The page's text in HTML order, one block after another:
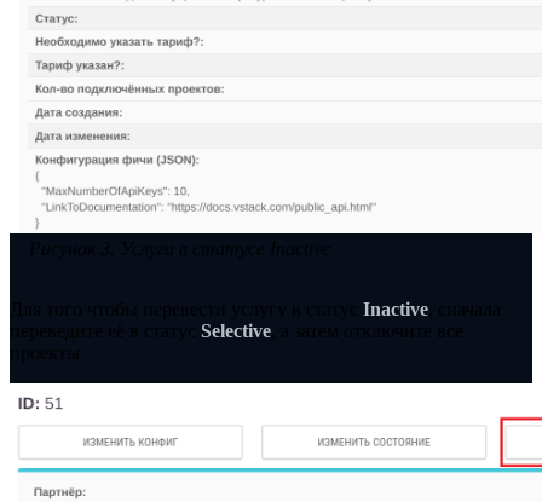
Рисунок 3. Услуга в статусе Inactive
Для того чтобы перевести услугу в статус Inactive , сначала
переведите её в статус Selective , а затем отключите все
проекты.